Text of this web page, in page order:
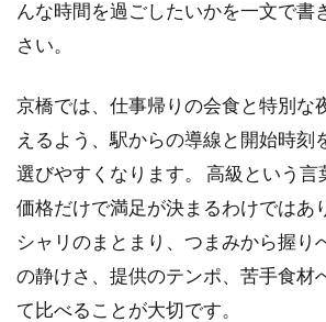
較す
旬の
ネタ
と地
域性
を楽
しむ
1.4
んな時間を過ごしたいかを一文で書
さい。
京橋では、仕事帰りの会食と特別な
えるよう、駅からの導線と開始時刻
選びやすくなります。 高級という言
価格だけで満足が決まるわけではあ
シャリのまとまり、つまみから握り
の静けさ、提供のテンポ、苦手食材
て比べることが大切です。